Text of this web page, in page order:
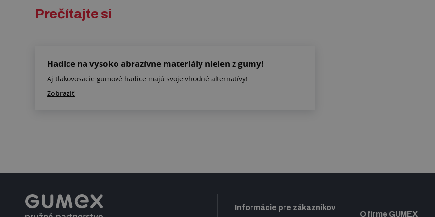
Prečítajte si
Hadice na vysoko abrazívne materiály nielen z gumy!
Aj tlakovosacie gumové hadice majú svoje vhodné alternatívy!
Zobraziť
Informácie pre zákazníkov
O firme GUMEX